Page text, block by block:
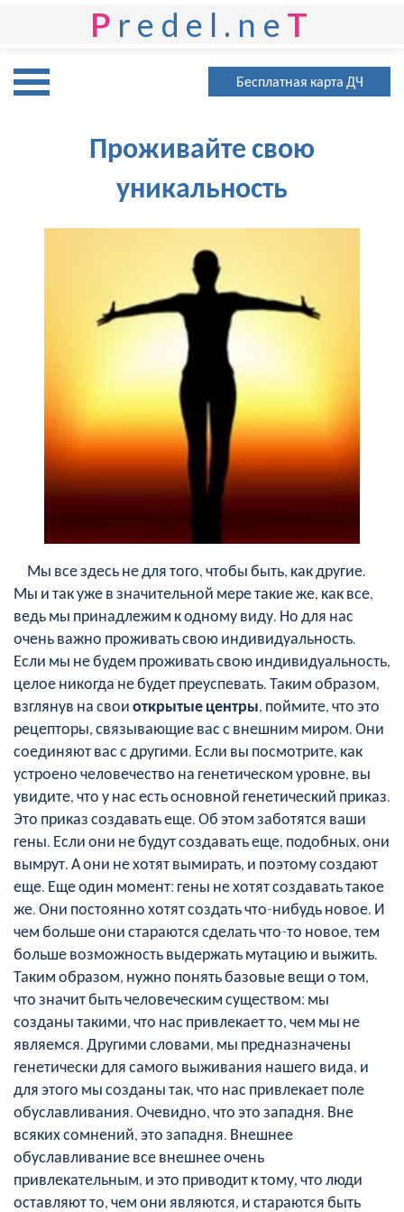
P redel.ne T
Бесплатная карта ДЧ
Проживайте свою
уникальность
Мы все здесь не для того, чтобы быть, как другие.
Мы и так уже в значительной мере такие же, как все,
ведь мы принадлежим к одному виду. Но для нас
очень важно проживать свою индивидуальность.
Если мы не будем проживать свою индивидуальность,
целое никогда не будет преуспевать. Таким образом,
взглянув на своиоткрытые центры, поймите, что это
рецепторы, связывающие вас с внешним миром. Они
соединяют вас с другими. Если вы посмотрите, как
устроено человечество на генетическом уровне, вы
увидите, что у нас есть основной генетический приказ.
Это приказ создавать еще. Об этом заботятся ваши
гены. Если они не будут создавать еще, подобных, они
вымрут. А они не хотят вымирать, и поэтому создают
еще. Еще один момент: гены не хотят создавать такое
же. Они постоянно хотят создать что-нибудь новое. И
чем больше они стараются сделать что-то новое, тем
больше возможность выдержать мутацию и выжить.
Таким образом, нужно понять базовые вещи о том,
что значит быть человеческим существом: мы
созданы такими, что нас привлекает то, чем мы не
являемся. Другими словами, мы предназначены
генетически для самого выживания нашего вида, и
для этого мы созданы так, что нас привлекает поле
обуславливания. Очевидно, что это западня. Вне
всяких сомнений, это западня. Внешнее
обуславливание все внешнее очень
привлекательным, и это приводит к тому, что люди
оставляют то, чем они являются, и стараются быть